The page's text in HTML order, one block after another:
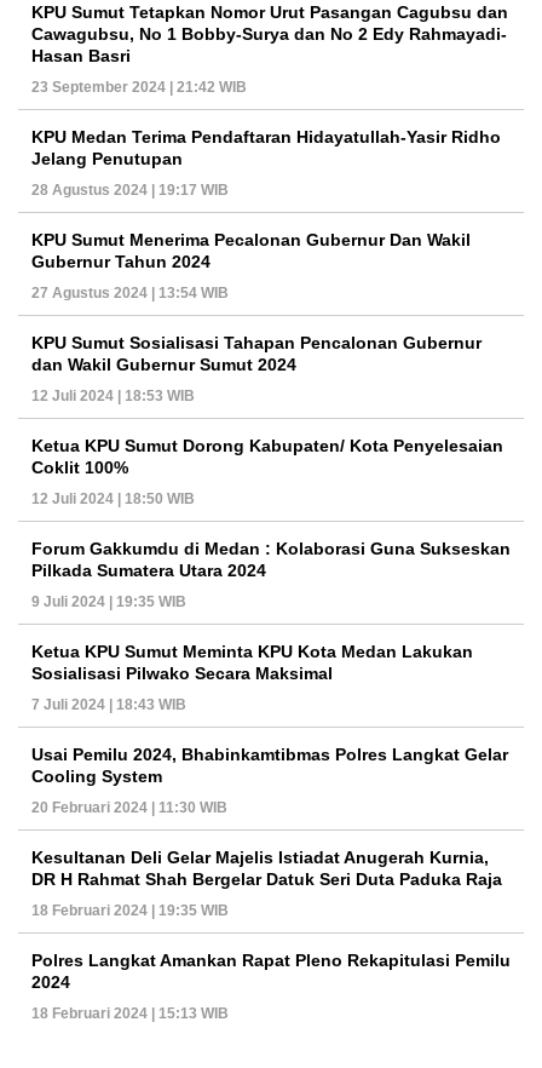
KPU Sumut Tetapkan Nomor Urut Pasangan Cagubsu dan
Cawagubsu, No 1 Bobby-Surya dan No 2 Edy Rahmayadi-
Hasan Basri
23 September 2024 | 21:42 WIB
KPU Medan Terima Pendaftaran Hidayatullah-Yasir Ridho
Jelang Penutupan
28 Agustus 2024 | 19:17 WIB
KPU Sumut Menerima Pecalonan Gubernur Dan Wakil
Gubernur Tahun 2024
27 Agustus 2024 | 13:54 WIB
KPU Sumut Sosialisasi Tahapan Pencalonan Gubernur
dan Wakil Gubernur Sumut 2024
12 Juli 2024 | 18:53 WIB
Ketua KPU Sumut Dorong Kabupaten/ Kota Penyelesaian
Coklit 100%
12 Juli 2024 | 18:50 WIB
Forum Gakkumdu di Medan : Kolaborasi Guna Sukseskan
Pilkada Sumatera Utara 2024
9 Juli 2024 | 19:35 WIB
Ketua KPU Sumut Meminta KPU Kota Medan Lakukan
Sosialisasi Pilwako Secara Maksimal
7 Juli 2024 | 18:43 WIB
Usai Pemilu 2024, Bhabinkamtibmas Polres Langkat Gelar
Cooling System
20 Februari 2024 | 11:30 WIB
Kesultanan Deli Gelar Majelis Istiadat Anugerah Kurnia,
DR H Rahmat Shah Bergelar Datuk Seri Duta Paduka Raja
18 Februari 2024 | 19:35 WIB
Polres Langkat Amankan Rapat Pleno Rekapitulasi Pemilu
2024
18 Februari 2024 | 15:13 WIB